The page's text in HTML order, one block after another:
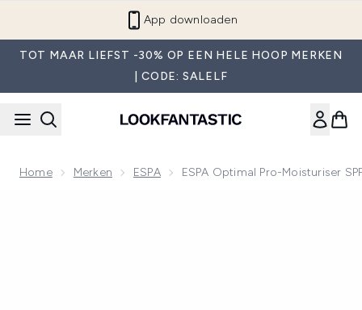
App downloaden
TOT MAAR LIEFST -30% OP EEN HELE HOOP MERKEN
| CODE: SALELF
Home Merken ESPA ESPA Optimal Pro-Moisturiser